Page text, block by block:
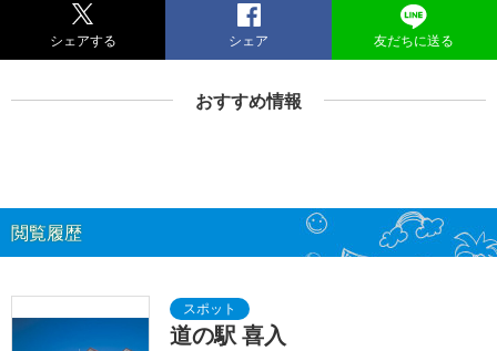
シェアする シェア 友だちに送る
おすすめ情報
閲覧履歴
道の駅 喜入